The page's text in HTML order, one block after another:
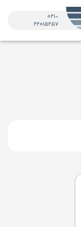
021-
22015257